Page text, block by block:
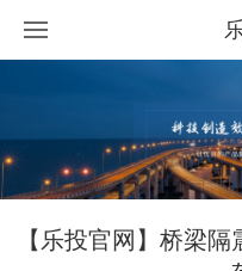
【乐投官网】桥梁